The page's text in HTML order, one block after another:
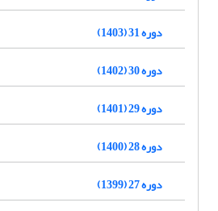
دوره 31 (1403)
دوره 30 (1402)
دوره 29 (1401)
دوره 28 (1400)
دوره 27 (1399)